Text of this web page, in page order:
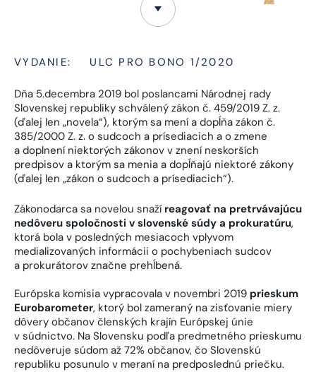
VYDANIE: ULC PRO BONO 1/2020
Dňa 5.decembra 2019 bol poslancami Národnej rady
Slovenskej republiky schválený zákon č. 459/2019 Z. z.
(ďalej len „novela“), ktorým sa mení a dopĺňa zákon č.
385/2000 Z. z. o sudcoch a prísediacich a o zmene
a doplnení niektorých zákonov v znení neskorších
predpisov a ktorým sa menia a dopĺňajú niektoré zákony
(ďalej len „zákon o sudcoch a prísediacich“).
Zákonodarca sa novelou snaží reagovať na pretrvávajúcu
nedôveru spoločnosti v slovenské súdy a prokuratúru,
ktorá bola v posledných mesiacoch vplyvom
medializovaných informácii o pochybeniach sudcov
a prokurátorov značne prehĺbená.
Európska komisia vypracovala v novembri 2019 prieskum
Eurobarometer, ktorý bol zameraný na zisťovanie miery
dôvery občanov členských krajín Európskej únie
v súdnictvo. Na Slovensku podľa predmetného prieskumu
nedôveruje súdom až 72% občanov, čo Slovenskú
republiku posunulo v meraní na predposlednú priečku.